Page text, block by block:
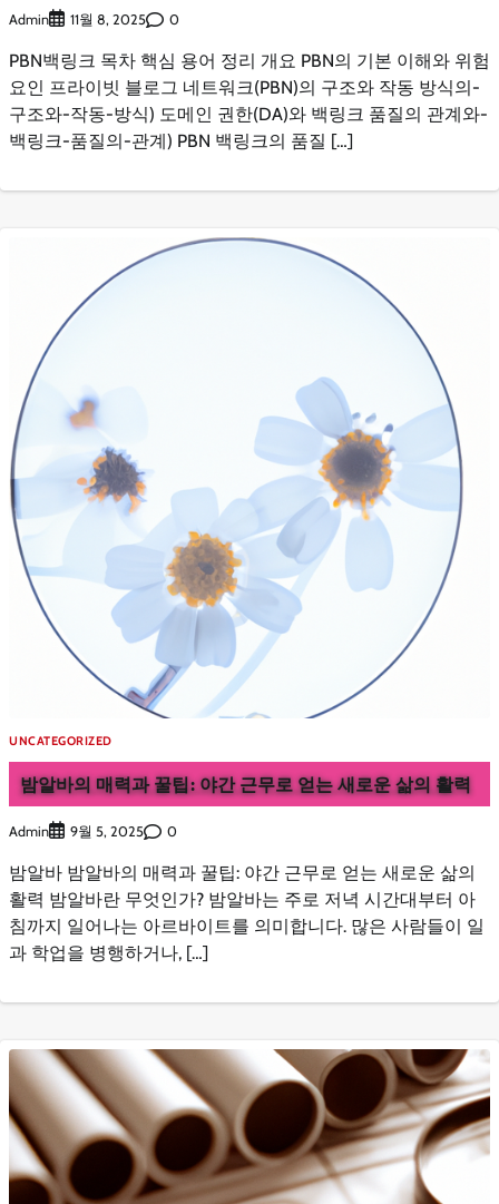
Admin 11월 8, 2025 0
PBN백링크 목차 핵심 용어 정리 개요 PBN의 기본 이해와 위험
요인 프라이빗 블로그 네트워크(PBN)의 구조와 작동 방식의-
구조와-작동-방식) 도메인 권한(DA)와 백링크 품질의 관계와-
백링크-품질의-관계) PBN 백링크의 품질 […]
UNCATEGORIZED
밤알바의 매력과 꿀팁: 야간 근무로 얻는 새로운 삶의 활력
Admin 9월 5, 2025 0
밤알바 밤알바의 매력과 꿀팁: 야간 근무로 얻는 새로운 삶의
활력 밤알바란 무엇인가? 밤알바는 주로 저녁 시간대부터 아
침까지 일어나는 아르바이트를 의미합니다. 많은 사람들이 일
과 학업을 병행하거나, […]